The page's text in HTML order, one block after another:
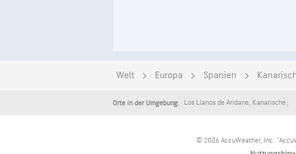
Welt Europa Spanien
Orte in der Umgebung: Los Llanos de Aridane, Kanarische
© 2026 AccuWeather, Inc.